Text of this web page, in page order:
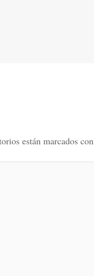
están marcados con